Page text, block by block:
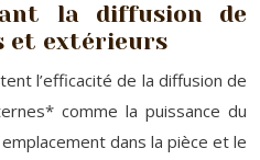
la diffusion de
et extérieurs
l’efficacité de la diffusion de
comme la puissance du
dans la pièce et le